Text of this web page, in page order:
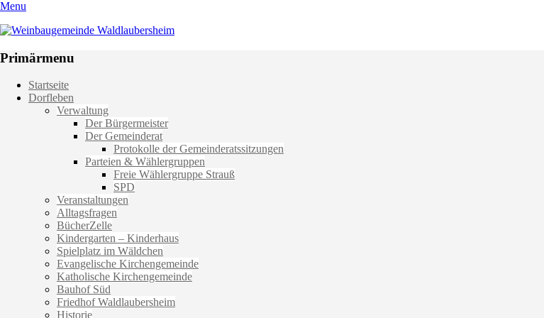
Menu
Weinbaugemeinde Waldlaubersheim
Primärmenu
Weiter
zum
Startseite
Dorfleben
Verwaltung
Der Bürgermeister
Der Gemeinderat
Protokolle der Gemeinderatssitzungen
Parteien & Wählergruppen
Freie Wählergruppe Strauß
SPD
Veranstaltungen
Alltagsfragen
BücherZelle
Kindergarten – Kinderhaus
Spielplatz im Wäldchen
Evangelische Kirchengemeinde
Katholische Kirchengemeinde
Bauhof Süd
Friedhof Waldlaubersheim
Historie